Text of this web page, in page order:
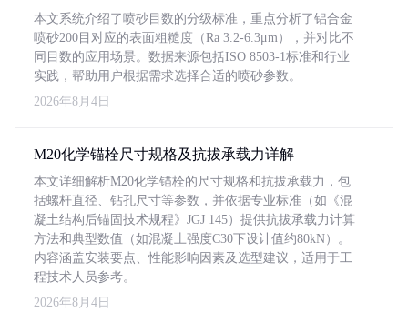
本文系统介绍了喷砂目数的分级标准，重点分析了铝合金
喷砂200目对应的表面粗糙度（Ra 3.2-6.3μm），并对比不
同目数的应用场景。数据来源包括ISO 8503-1标准和行业
实践，帮助用户根据需求选择合适的喷砂参数。
2026年8月4日
M20化学锚栓尺寸规格及抗拔承载力详解
本文详细解析M20化学锚栓的尺寸规格和抗拔承载力，包
括螺杆直径、钻孔尺寸等参数，并依据专业标准（如《混
凝土结构后锚固技术规程》JGJ 145）提供抗拔承载力计算
方法和典型数值（如混凝土强度C30下设计值约80kN）。
内容涵盖安装要点、性能影响因素及选型建议，适用于工
程技术人员参考。
2026年8月4日